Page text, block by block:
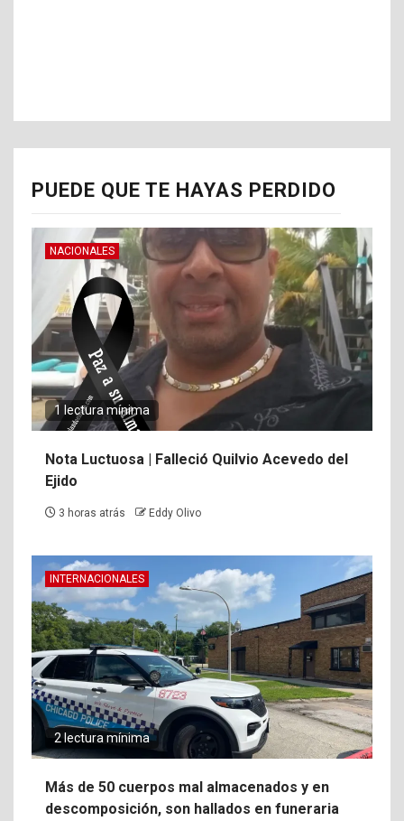
PUEDE QUE TE HAYAS PERDIDO
NACIONALES
1 lectura mínima
Nota Luctuosa | Falleció Quilvio Acevedo del
Ejido
3 horas atrás Eddy Olivo
INTERNACIONALES
2 lectura mínima
Más de 50 cuerpos mal almacenados y en
descomposición, son hallados en funeraria